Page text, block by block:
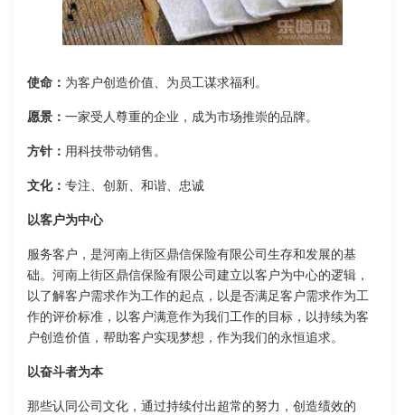
使命： 为客户创造价值、为员工谋求福利。
愿景： 一家受人尊重的企业，成为市场推崇的品牌。
方针： 用科技带动销售。
文化： 专注、创新、和谐、忠诚
以客户为中心
服务客户，是河南上街区鼎信保险有限公司生存和发展的基
础。河南上街区鼎信保险有限公司建立以客户为中心的逻辑，
以了解客户需求作为工作的起点，以是否满足客户需求作为工
作的评价标准，以客户满意作为我们工作的目标，以持续为客
户创造价值，帮助客户实现梦想，作为我们的永恒追求。
以奋斗者为本
那些认同公司文化，通过持续付出超常的努力，创造绩效的